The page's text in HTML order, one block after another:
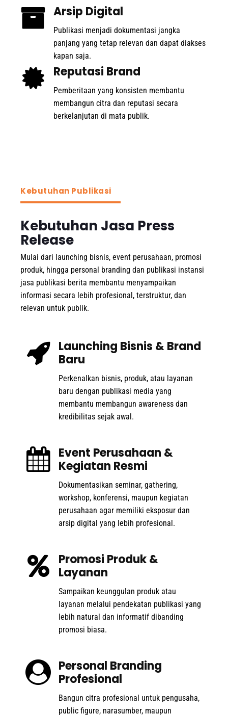
Arsip Digital
Publikasi menjadi dokumentasi jangka
panjang yang tetap relevan dan dapat diakses
kapan saja.
Reputasi Brand
Pemberitaan yang konsisten membantu
membangun citra dan reputasi secara
berkelanjutan di mata publik.
Kebutuhan Publikasi
Kebutuhan Jasa Press
Release
Mulai dari launching bisnis, event perusahaan, promosi
produk, hingga personal branding dan publikasi instansi
jasa publikasi berita membantu menyampaikan
informasi secara lebih profesional, terstruktur, dan
relevan untuk publik.
Launching Bisnis & Brand
Baru
Perkenalkan bisnis, produk, atau layanan
baru dengan publikasi media yang
membantu membangun awareness dan
kredibilitas sejak awal.
Event Perusahaan &
Kegiatan Resmi
Dokumentasikan seminar, gathering,
workshop, konferensi, maupun kegiatan
perusahaan agar memiliki eksposur dan
arsip digital yang lebih profesional.
Promosi Produk &
Layanan
Sampaikan keunggulan produk atau
layanan melalui pendekatan publikasi yang
lebih natural dan informatif dibanding
promosi biasa.
Personal Branding
Profesional
Bangun citra profesional untuk pengusaha,
public figure, narasumber, maupun